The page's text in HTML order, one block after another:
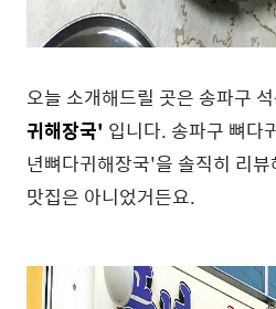
오늘 소개해드릴 곳은 송파구
귀해장국' 입니다. 송파구 뼈다
년뼈다귀해장국'을 솔직히 리
맛집은 아니었거든요.